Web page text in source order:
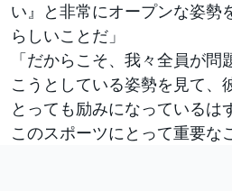
い』と非常にオープンな姿勢
らしいことだ」
「だからこそ、我々全員が
こうとしている姿勢を見て、
とっても励みになっているは
このスポーツにとって重要な